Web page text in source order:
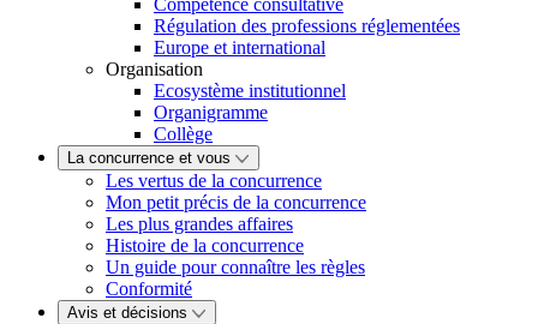
Compétence consultative
Régulation des professions réglementées
Europe et international
Organisation
Ecosystème institutionnel
Organigramme
Collège
La concurrence et vous
Les vertus de la concurrence
Mon petit précis de la concurrence
Les plus grandes affaires
Histoire de la concurrence
Un guide pour connaître les règles
Conformité
Avis et décisions